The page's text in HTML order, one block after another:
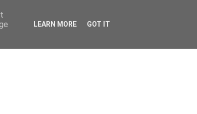
LEARN MORE GOT IT